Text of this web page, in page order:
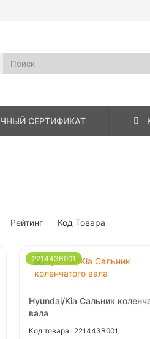
СЕРТИФИКАТ
Рейтинг Код Товара
221443B001
Hyundai/Kia Сальник
вала
221443B001